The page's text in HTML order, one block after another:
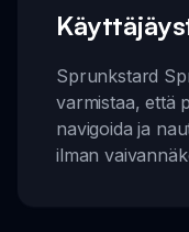
Sprunkstard
varmistaa, että
navigoida ja
ilman